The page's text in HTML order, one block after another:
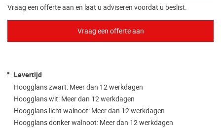
Vraag een offerte aan en laat u adviseren voordat u beslist.
Levertijd
Hoogglans zwart: Meer dan 12 werkdagen
Hoogglans wit: Meer dan 12 werkdagen
Hoogglans licht walnoot: Meer dan 12 werkdagen
Hoogglans donker walnoot: Meer dan 12 werkdagen